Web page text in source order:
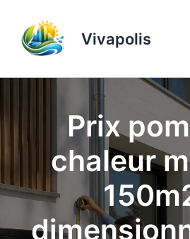
contenu
Vivapolis
Prix
chaleur